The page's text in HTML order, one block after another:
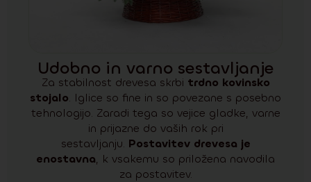
Udobno in varno sestavljanje
Za stabilnost drevesa skrbi trdno kovinsko
stojalo. Iglice so fine in so povezane s posebno
tehnologijo. Zaradi tega so vejice gladke, varne
in prijazne do vaših rok pri
sestavljanju. Postavitev drevesa je
enostavna, k vsakemu so priložena navodila
za postavitev.